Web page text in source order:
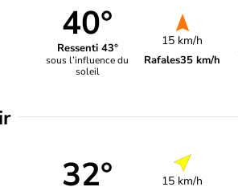
40°
Ressenti 43°
sous l’influence du
soleil
15 km/h
Rafales35 km/h
32° 15 km/h